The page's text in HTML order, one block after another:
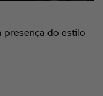
presença do estilo